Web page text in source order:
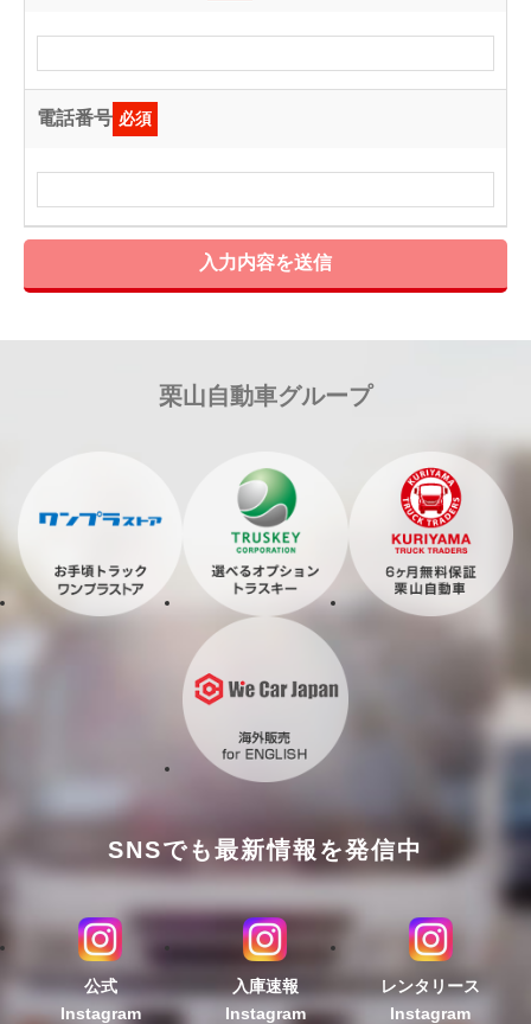
電話番号 必須
入力内容を送信
栗山自動車グループ
SNSでも最新情報を発信中
公式
Instagram
入庫速報
Instagram
レンタリース
Instagram